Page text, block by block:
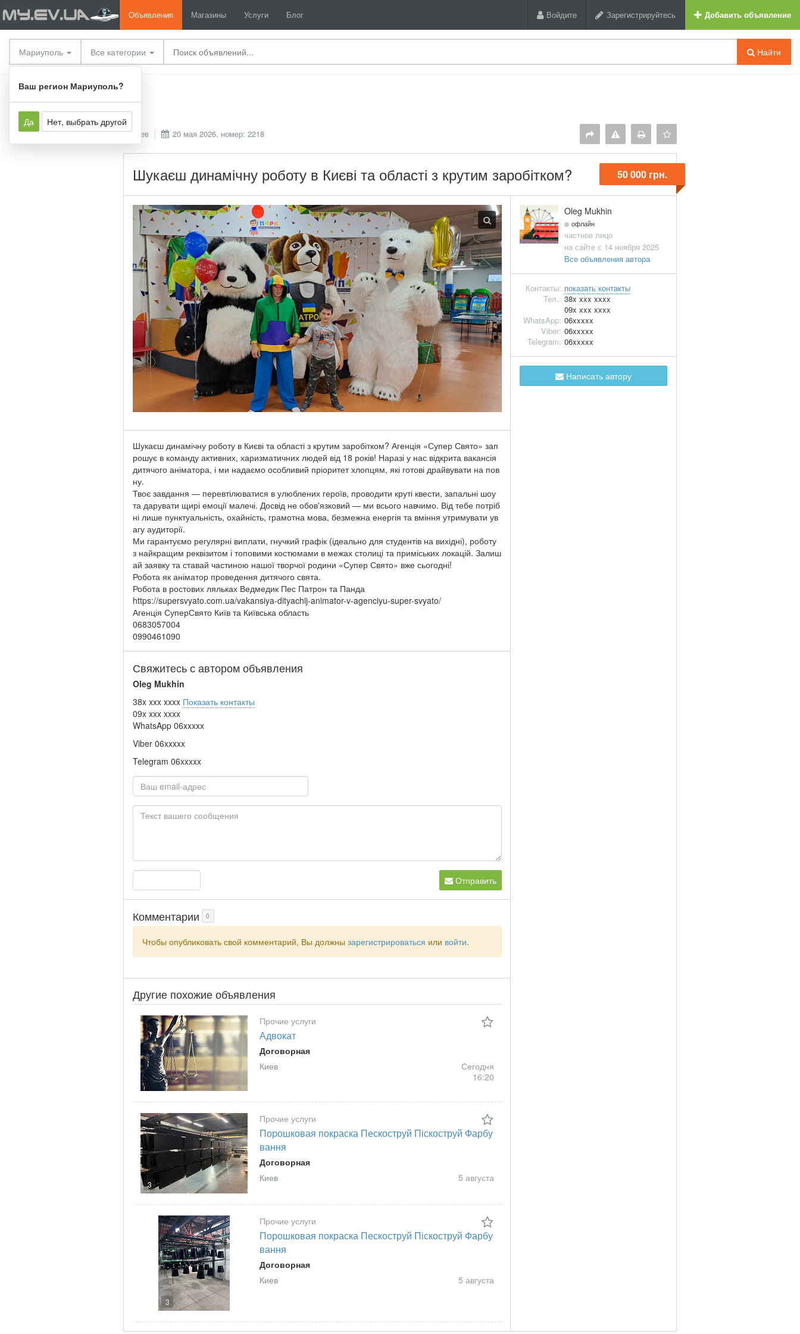
Объявления Магазины Услуги Блог Войдите Зарегистрируйтесь Добавить объявление
Мариуполь
Ваш регион Мариуполь?
Да Нет, выбрать другой
Все категории Найти
Услуги Прочие услуги
Киев 20 мая 2026, номер: 2218
Шукаєш динамічну роботу в Києві та області з крутим заробітком? 50 000 грн.
Шукаєш динамічну роботу в Києві та області з крутим заробітком? Агенція «Супер Свято» зап
рошує в команду активних, харизматичних людей від 18 років! Наразі у нас відкрита вакансія
дитячого аніматора, і ми надаємо особливий пріоритет хлопцям, які готові драйвувати на пов
ну.
Твоє завдання — перевтілюватися в улюблених героїв, проводити круті квести, запальні шоу
та дарувати щирі емоції малечі. Досвід не обов'язковий — ми всього навчимо. Від тебе потріб
ні лише пунктуальність, охайність, грамотна мова, безмежна енергія та вміння утримувати ув
агу аудиторії.
Ми гарантуємо регулярні виплати, гнучкий графік (ідеально для студентів на вихідні), роботу
з найкращим реквізитом і топовими костюмами в межах столиці та приміських локацій. Залиш
ай заявку та ставай частиною нашої творчої родини «Супер Свято» вже сьогодні!
Робота як аніматор проведення дитячого свята.
Робота в ростових ляльках Ведмедик Пес Патрон та Панда
https://supersvyato.com.ua/vakansiya-dityachij-animator-v-agenciyu-super-svyato/
Агенція СуперСвято Київ та Київська область
0683057004
0990461090
Свяжитесь с автором объявления
Oleg Mukhin
38x xxx xxxx Показать контакты
09x xxx xxxx
WhatsApp 06xxxxx
Viber 06xxxxx
Telegram 06xxxxx
Отправить
Комментарии 0
Чтобы опубликовать свой комментарий, Вы должны зарегистрироваться или войти.
Другие похожие объявления
Прочие услуги
Адвокат
Договорная
Киев
Сегодня
16:20
3
Прочие услуги
Порошковая покраска Пескоструй Піскоструй Фарбу
вання
Договорная
Киев
5 августа
3
Прочие услуги
Порошковая покраска Пескоструй Піскоструй Фарбу
вання
Договорная
Киев
5 августа
Oleg Mukhin
офлайн
частное лицо
на сайте с 14 ноября 2025
Все объявления автора
Контакты: показать контакты
Тел.: 38x xxx xxxx
09x xxx xxxx
WhatsApp: 06xxxxx
Viber: 06xxxxx
Telegram: 06xxxxx
Написать автору